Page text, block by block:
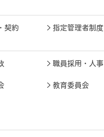
契約 指定管理者制度
職員採用・人事
教育委員会